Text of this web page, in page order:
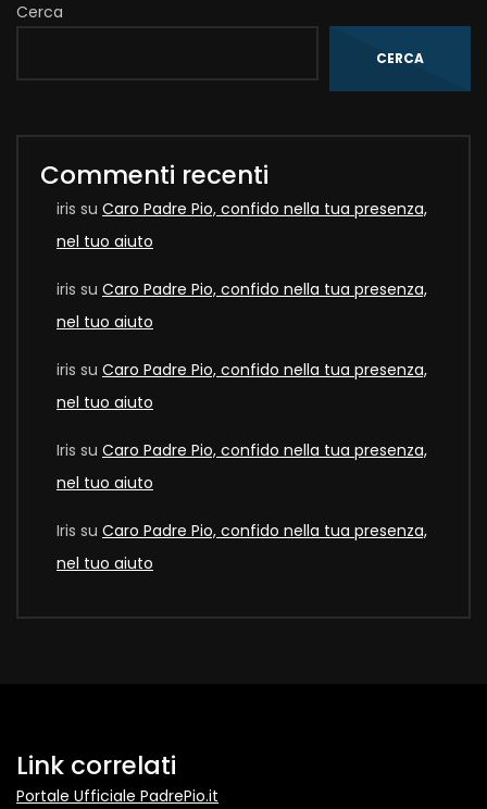
Cerca
CERCA
Commenti recenti
iris su Caro Padre Pio, confido nella tua presenza,
nel tuo aiuto
iris su Caro Padre Pio, confido nella tua presenza,
nel tuo aiuto
iris su Caro Padre Pio, confido nella tua presenza,
nel tuo aiuto
Iris su Caro Padre Pio, confido nella tua presenza,
nel tuo aiuto
Iris su Caro Padre Pio, confido nella tua presenza,
nel tuo aiuto
Link correlati
Portale Ufficiale PadrePio.it